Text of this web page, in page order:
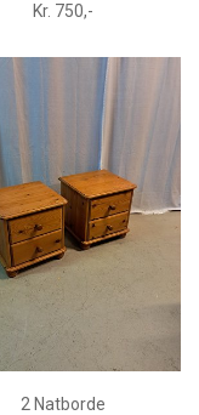
Kr. 750,-
2 Natborde